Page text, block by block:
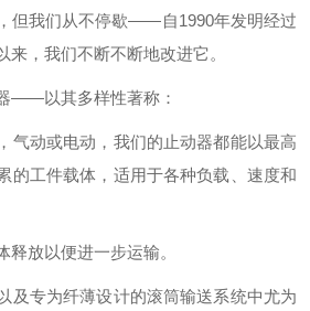
但我们从不停歇——自1990年发明经过
，我们不断不断地改进它。
——以其多样性著称：
气动或电动，我们的止动器都能以最高
的工件载体，适用于各种负载、速度和
放以便进一步运输。
及专为纤薄设计的滚筒输送系统中尤为